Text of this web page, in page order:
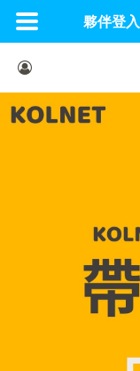
夥伴登入